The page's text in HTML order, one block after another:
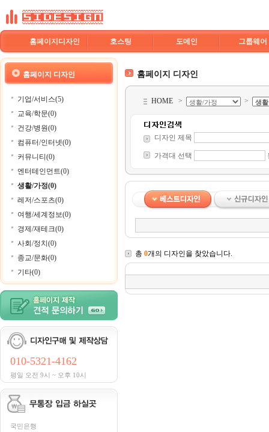
홈페이지디자인 호스팅 도메인 그룹웨어
홈페이지 디자인
기업/서비스(5)
교육/학문(0)
건강/병원(0)
컴퓨터/인터넷(0)
커뮤니티(0)
엔터테인먼트(0)
생활/가정(0)
레저/스포츠(0)
여행/세계정보(0)
경제/재테크(0)
사회/정치(0)
종교/문화(0)
기타(0)
010-5321-4162
평일 오전 9시 ~ 오후 10시
국민은행
홈페이지 디자인
HOME > >
디자인 제목
가격대 선택
총 0개의 디자인을 찾았습니다.